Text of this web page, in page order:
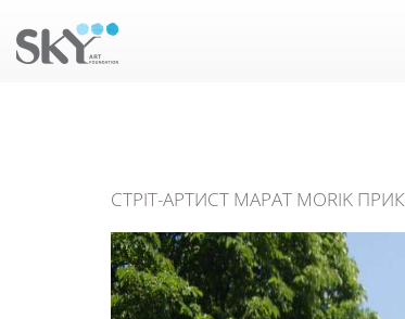
СТРІТ-АРТИСТ МАРАТ MORIK